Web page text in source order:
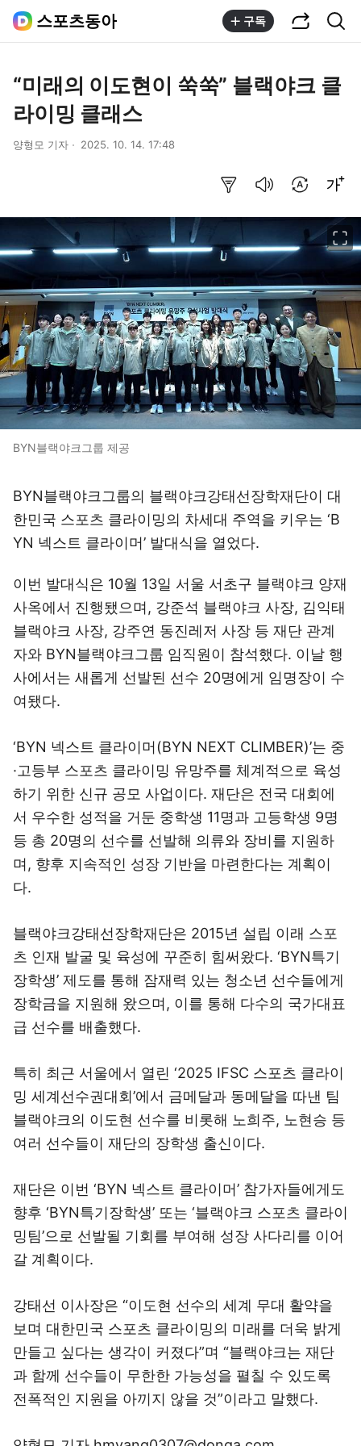
스포츠동아 구독
“미래의 이도현이 쑥쑥” 블랙야크 클
라이밍 클래스
양형모 기자 2025. 10. 14. 17:48
BYN블랙야크그룹 제공
BYN블랙야크그룹의 블랙야크강태선장학재단이 대
한민국 스포츠 클라이밍의 차세대 주역을 키우는 ‘B
YN 넥스트 클라이머’ 발대식을 열었다.
이번 발대식은 10월 13일 서울 서초구 블랙야크 양재
사옥에서 진행됐으며, 강준석 블랙야크 사장, 김익태
블랙야크 사장, 강주연 동진레저 사장 등 재단 관계
자와 BYN블랙야크그룹 임직원이 참석했다. 이날 행
사에서는 새롭게 선발된 선수 20명에게 임명장이 수
여됐다.
‘BYN 넥스트 클라이머(BYN NEXT CLIMBER)’는 중
·고등부 스포츠 클라이밍 유망주를 체계적으로 육성
하기 위한 신규 공모 사업이다. 재단은 전국 대회에
서 우수한 성적을 거둔 중학생 11명과 고등학생 9명
등 총 20명의 선수를 선발해 의류와 장비를 지원하
며, 향후 지속적인 성장 기반을 마련한다는 계획이
다.
블랙야크강태선장학재단은 2015년 설립 이래 스포
츠 인재 발굴 및 육성에 꾸준히 힘써왔다. ‘BYN특기
장학생’ 제도를 통해 잠재력 있는 청소년 선수들에게
장학금을 지원해 왔으며, 이를 통해 다수의 국가대표
급 선수를 배출했다.
특히 최근 서울에서 열린 ‘2025 IFSC 스포츠 클라이
밍 세계선수권대회’에서 금메달과 동메달을 따낸 팀
블랙야크의 이도현 선수를 비롯해 노희주, 노현승 등
여러 선수들이 재단의 장학생 출신이다.
재단은 이번 ‘BYN 넥스트 클라이머’ 참가자들에게도
향후 ‘BYN특기장학생’ 또는 ‘블랙야크 스포츠 클라이
밍팀’으로 선발될 기회를 부여해 성장 사다리를 이어
갈 계획이다.
강태선 이사장은 “이도현 선수의 세계 무대 활약을
보며 대한민국 스포츠 클라이밍의 미래를 더욱 밝게
만들고 싶다는 생각이 커졌다”며 “블랙야크는 재단
과 함께 선수들이 무한한 가능성을 펼칠 수 있도록
전폭적인 지원을 아끼지 않을 것”이라고 말했다.